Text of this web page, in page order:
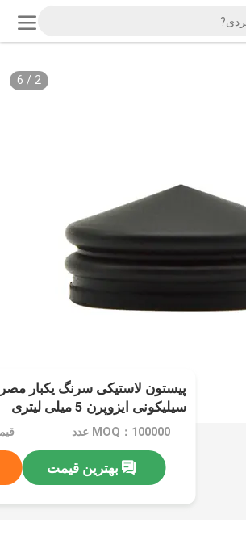
2
/
6
پیستون لاستیکی سرنگ یکبار
سیلیکونی ایزوپرن 5 میلی لیتری
MOQ：100000 عدد
بهترین قیمت